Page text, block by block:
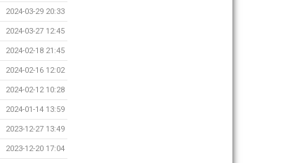
2024-03-29 20:33
2024-03-27 12:45
2024-02-18 21:45
2024-02-16 12:02
2024-02-12 10:28
2024-01-14 13:59
2023-12-27 13:49
2023-12-20 17:04